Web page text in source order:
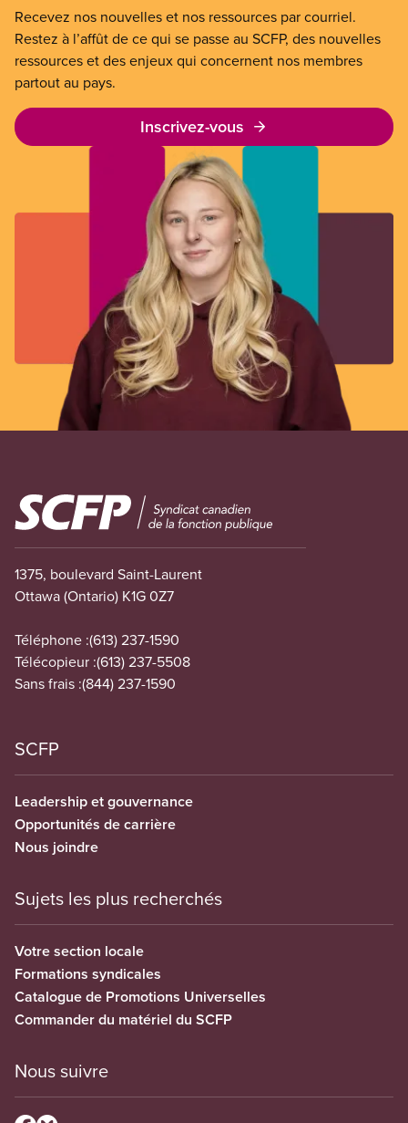
Recevez nos nouvelles et nos ressources par courriel.
Restez à l’affût de ce qui se passe au SCFP, des nouvelles
ressources et des enjeux qui concernent nos membres
partout au pays.
Inscrivez-vous
Image
1375, boulevard Saint-Laurent
Ottawa (Ontario) K1G 0Z7
Téléphone :(613) 237-1590
Télécopieur :(613) 237-5508
Sans frais :(844) 237-1590
SCFP
Leadership et gouvernance
Opportunités de carrière
Nous joindre
Sujets les plus recherchés
Votre section locale
Formations syndicales
Catalogue de Promotions Universelles
Commander du matériel du SCFP
Nous suivre